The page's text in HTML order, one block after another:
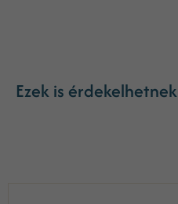
Ezek is érdekelhetnek